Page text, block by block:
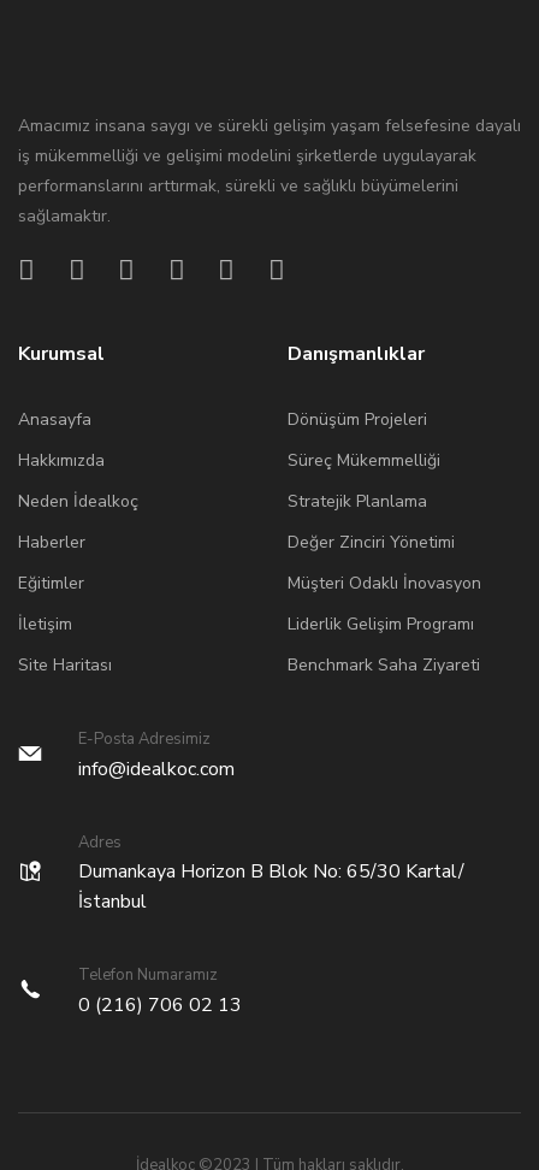
Amacımız insana saygı ve sürekli gelişim yaşam felsefesine dayalı
iş mükemmelliği ve gelişimi modelini şirketlerde uygulayarak
performanslarını arttırmak, sürekli ve sağlıklı büyümelerini
sağlamaktır.
Kurumsal
Anasayfa
Hakkımızda
Neden İdealkoç
Haberler
Eğitimler
İletişim
Site Haritası
Danışmanlıklar
Dönüşüm Projeleri
Süreç Mükemmelliği
Stratejik Planlama
Değer Zinciri Yönetimi
Müşteri Odaklı İnovasyon
Liderlik Gelişim Programı
Benchmark Saha Ziyareti
E-Posta Adresimiz
info@idealkoc.com
Adres
Dumankaya Horizon B Blok No: 65/30 Kartal/
İstanbul
Telefon Numaramız
0 (216) 706 02 13
İdealkoç ©2023 | Tüm hakları saklıdır.